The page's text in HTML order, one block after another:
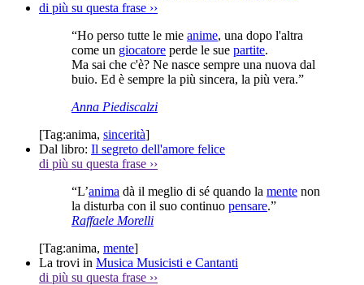
di più su questa frase ››
“Ho perso tutte le mie anime, una dopo l'altra
come un giocatore perde le sue partite.
Ma sai che c'è? Ne nasce sempre una nuova dal
buio. Ed è sempre la più sincera, la più vera.”
Anna Piediscalzi
[Tag:anima, sincerità]
Dal libro: Il segreto dell'amore felice
di più su questa frase ››
“L’anima dà il meglio di sé quando la mente non
la disturba con il suo continuo pensare.”
Raffaele Morelli
[Tag:anima, mente]
La trovi in Musica Musicisti e Cantanti
di più su questa frase ››